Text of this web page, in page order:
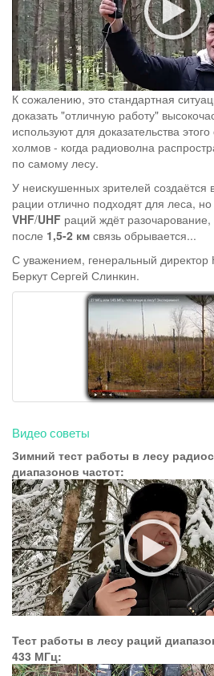
К сожалению, это стандартная
доказать "отличную работу"
используют для доказательства
холмов - когда радиоволна
по самому лесу.
У неискушенных зрителей создаётся
рации отлично подходят для леса,
VHF/UHF раций ждёт
после 1,5-2 км связь обрывается...
С уважением, генеральный директор
Беркут Сергей Слинкин.
Видео советы
Зимний тест работы в лесу
диапазонов частот:
Тест работы в лесу раций
433 МГц: